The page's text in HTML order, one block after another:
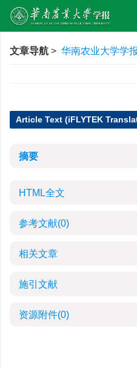
文章导航 > 华南农业大学学
Article Text (iFLYTEK
摘要
HTML全文
参考文献(0)
相关文章
施引文献
资源附件(0)